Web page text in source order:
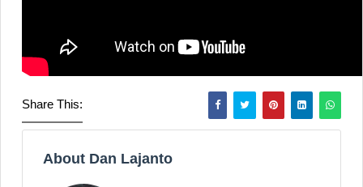
Share This:
About Dan Lajanto